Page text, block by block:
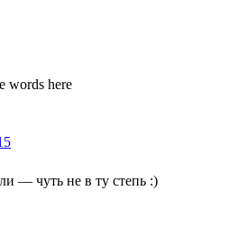
words here
— чуть не в ту степь :)